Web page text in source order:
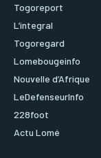
Togoreport
L’integral
Togoregard
Lomebougeinfo
Nouvelle d’Afrique
LeDefenseurInfo
228foot
Actu Lomé